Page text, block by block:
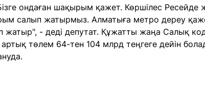
ондаған шақырым қажет. Көршілес
салып жатырмыз. Алматыға метро дереу
жатыр", - деді депутат. Құжатты жаңа Салық
төлем 64-тен 104 млрд теңгеге дейін